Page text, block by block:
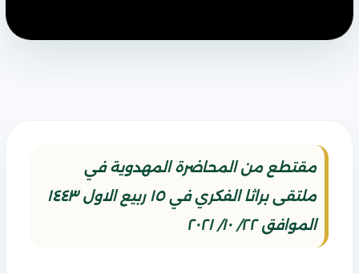
مقتطع من المحاضرة المهدوية في
ملتقى براثا الفكري في ١٥ ربيع الاول ١٤٤٣
الموافق ٢٢/ ١٠/ ٢٠٢١